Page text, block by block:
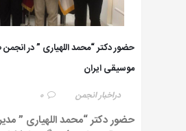
حضور دکتر “محمد اللهیاری ” در
موسیقی ایران
دراخبار انجمن 0
حضور دکتر “محمد اللهیاری ”